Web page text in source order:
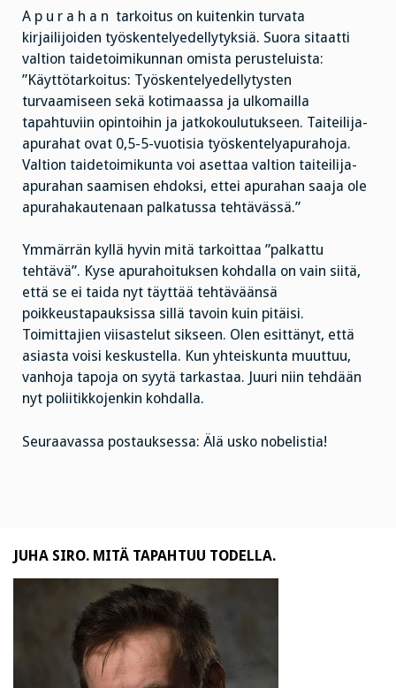
A p u r a h a n tarkoitus on kuitenkin turvata
kirjailijoiden työskentelyedellytyksiä. Suora sitaatti
valtion taidetoimikunnan omista perusteluista:
”Käyttötarkoitus: Työskentelyedellytysten
turvaamiseen sekä kotimaassa ja ulkomailla
tapahtuviin opintoihin ja jatkokoulutukseen. Taiteilija-
apurahat ovat 0,5-5-vuotisia työskentelyapurahoja.
Valtion taidetoimikunta voi asettaa valtion taiteilija-
apurahan saamisen ehdoksi, ettei apurahan saaja ole
apurahakautenaan palkatussa tehtävässä.”
Ymmärrän kyllä hyvin mitä tarkoittaa ”palkattu
tehtävä”. Kyse apurahoituksen kohdalla on vain siitä,
että se ei taida nyt täyttää tehtäväänsä
poikkeustapauksissa sillä tavoin kuin pitäisi.
Toimittajien viisastelut sikseen. Olen esittänyt, että
asiasta voisi keskustella. Kun yhteiskunta muuttuu,
vanhoja tapoja on syytä tarkastaa. Juuri niin tehdään
nyt poliitikkojenkin kohdalla.
Seuraavassa postauksessa: Älä usko nobelistia!
JUHA SIRO. MITÄ TAPAHTUU TODELLA.